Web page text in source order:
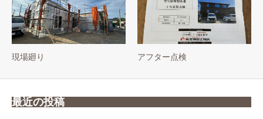
現場廻り アフター点検
最近の投稿